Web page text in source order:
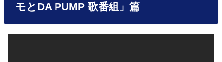
モとDA PUMP 歌番組」篇